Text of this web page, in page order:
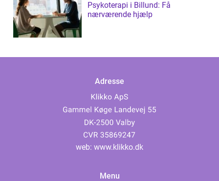
Psykoterapi i Billund: Få
nærværende hjælp
Adresse
web: www.klikko.dk
Menu